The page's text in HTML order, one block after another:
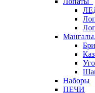
Наборы
ПЕЧИ